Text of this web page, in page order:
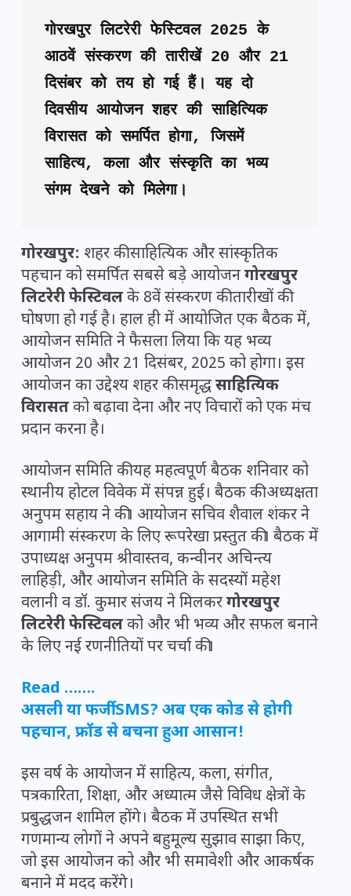
गोरखपुर लिटरेरी फेस्टिवल 2025 के
आठवें संस्करण की तारीखें 20 और 21
दिसंबर को तय हो गई हैं। यह दो
दिवसीय आयोजन शहर की साहित्यिक
विरासत को समर्पित होगा, जिसमें
साहित्य, कला और संस्कृति का भव्य
संगम देखने को मिलेगा।
गोरखपुर: शहर की साहित्यिक और सांस्कृतिक
पहचान को समर्पित सबसे बड़े आयोजनगोरखपुर
लिटरेरी फेस्टिवलके 8वें संस्करण की तारीखों की
घोषणा हो गई है। हाल ही में आयोजित एक बैठक में,
आयोजन समिति ने फैसला लिया कि यह भव्य
आयोजन 20 और 21 दिसंबर, 2025 को होगा। इस
आयोजन का उद्देश्य शहर की समृद्धसाहित्यिक
विरासतको बढ़ावा देना और नए विचारों को एक मंच
प्रदान करना है।
आयोजन समिति की यह महत्वपूर्ण बैठक शनिवार को
स्थानीय होटल विवेक में संपन्न हुई। बैठक की अध्यक्षता
अनुपम सहाय ने की। आयोजन सचिव शैवाल शंकर ने
आगामी संस्करण के लिए रूपरेखा प्रस्तुत की। बैठक में
उपाध्यक्ष अनुपम श्रीवास्तव, कन्वीनर अचिन्त्य
लाहिड़ी, और आयोजन समिति के सदस्यों महेश
वलानी व डॉ. कुमार संजय ने मिलकरगोरखपुर
लिटरेरी फेस्टिवलको और भी भव्य और सफल बनाने
के लिए नई रणनीतियों पर चर्चा की।
Read …….
असली या फर्जी SMS? अब एक कोड से होगी
पहचान, फ्रॉड से बचना हुआ आसान!
इस वर्ष के आयोजन में साहित्य, कला, संगीत,
पत्रकारिता, शिक्षा, और अध्यात्म जैसे विविध क्षेत्रों के
प्रबुद्धजन शामिल होंगे। बैठक में उपस्थित सभी
गणमान्य लोगों ने अपने बहुमूल्य सुझाव साझा किए,
जो इस आयोजन को और भी समावेशी और आकर्षक
बनाने में मदद करेंगे।